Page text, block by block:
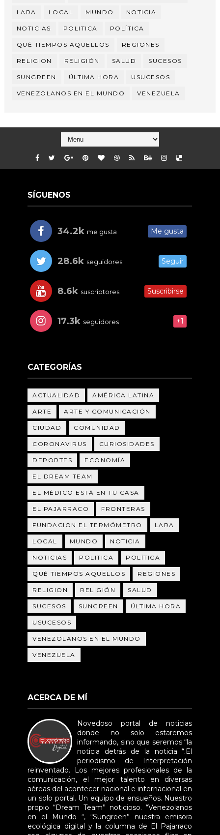
LARA LOCAL MUNDO NOTICIA
NOTICIAS POLITICA POLÍTICA
QUÉ TIEMPOS AQUELLOS REGIONES
RELIGION RELIGIÓN SALUD SUCESOS
SUNGREEN ÚLTIMA HORA USUCESOS
VENEZOLANOS EN EL MUNDO VENEZUELA
SÍGUENOS
34.2k me gusta Me gusta
28.6k seguidores Seguir
8.6k suscriptores Suscribirse
17.3k seguidores +1
CATEGORÍAS
ACTUALIDAD AMÉRICA LATINA
ARTE ARTE Y COMUNICACIÓN
CIUDAD COMUNIDAD
CORONAVIRUS CURIOSIDADES
DEPORTES ECONOMÍA
EL DREAM TEAM
EL MÉDICO ESTÁ EN TU CASA
EL PAJARRACO FRONTERAS
FUNDACION EL TERMÓMETRO LARA
LOCAL MUNDO NOTICIA
NOTICIAS POLITICA POLÍTICA
QUÉ TIEMPOS AQUELLOS REGIONES
RELIGION RELIGIÓN SALUD
SUCESOS SUNGREEN ÚLTIMA HORA
USUCESOS
VENEZOLANOS EN EL MUNDO
VENEZUELA
ACERCA DE MÍ
Novedoso portal de noticias
donde no solo estaremos
informando, sino que seremos “la
noticia detrás de la noticia “.El
periodismo de Interpretación
reinventado. Los mejores profesionales de la
comunicación, el mejor talento en diversas
aéreas del acontecer nacional e internacional en
un solo portal. Un equipo de ensueños. Nuestro
propio “Dream Team” noticioso. “Venezolanos
en el Mundo “, “Sungreen” nuestra emisora
ecológica digital y la columna de El Pajarraco